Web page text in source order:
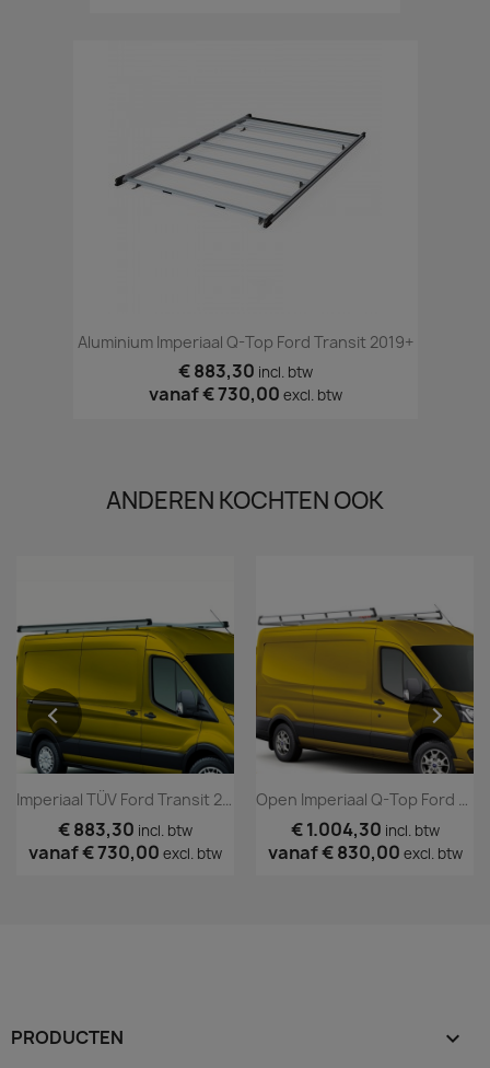
Aluminium Imperiaal Q-Top Ford Transit 2019+
€ 883,30 incl. btw
vanaf€ 730,00 excl. btw
ANDEREN KOCHTEN OOK
€ 883,30 incl. btw
vanaf€ 730,00 excl. btw
€ 1.004,30 incl. btw
vanaf€ 830,00 excl. btw
PRODUCTEN 